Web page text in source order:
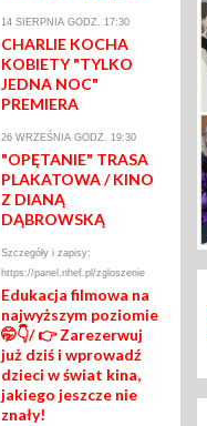
14 SIERPNIA GODZ. 17:30
CHARLIE KOCHA
KOBIETY "TYLKO
JEDNA NOC"
PREMIERA
26 WRZEŚNIA GODZ. 19:30
"OPĘTANIE" TRASA
PLAKATOWA / KINO
Z DIANĄ
DĄBROWSKĄ
Szczegóły i zapisy:
https://panel.nhef.pl/zgloszenie
Edukacja filmowa na
najwyższym poziomie
🤭👇/ 👉 Zarezerwuj
już dziś i wprowadź
dzieci w świat kina,
jakiego jeszcze nie
znały!